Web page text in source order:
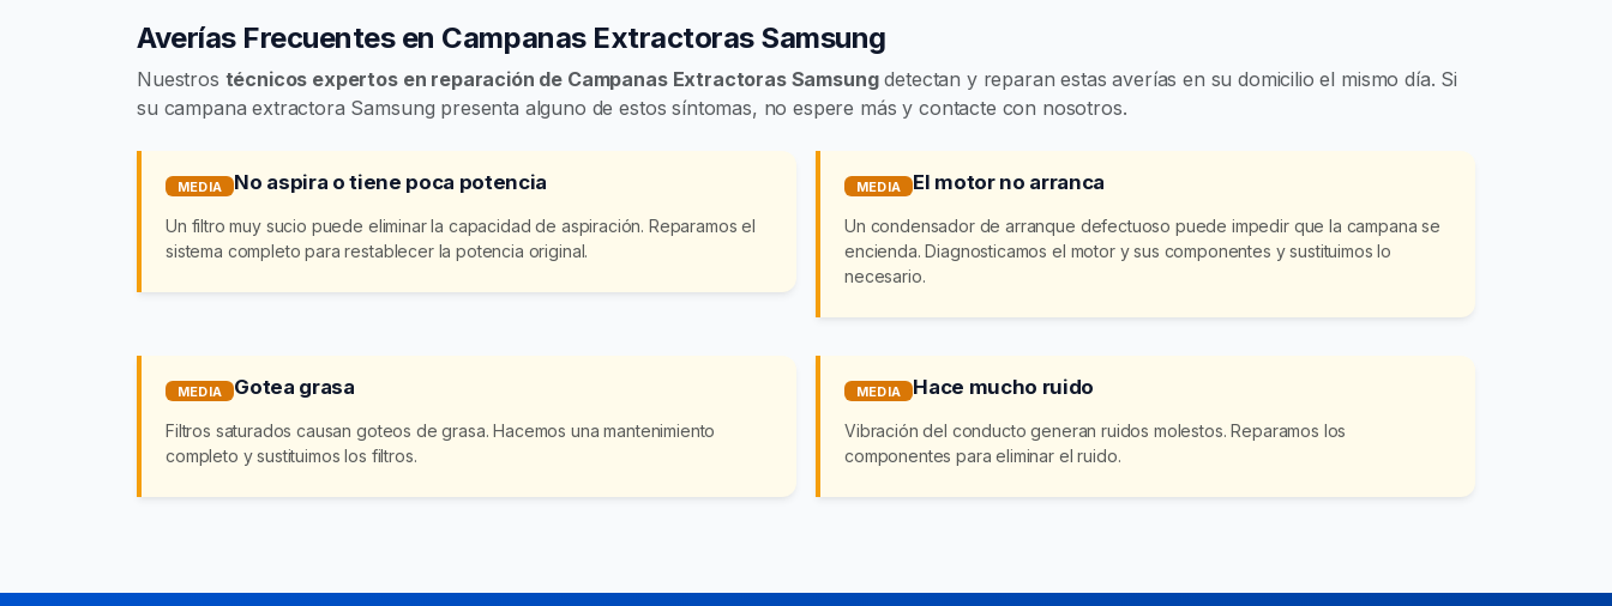
Averías Frecuentes en Campanas Extractoras Samsung
Nuestros técnicos expertos en reparación de Campanas Extractoras Samsungdetectan y reparan estas averías en su domicilio el mismo día. Si
su campana extractora Samsung presenta alguno de estos síntomas, no espere más y contacte con nosotros.
MEDIA No aspira o tiene poca potencia
Un filtro muy sucio puede eliminar la capacidad de aspiración. Reparamos el
sistema completo para restablecer la potencia original.
MEDIA El motor no arranca
Un condensador de arranque defectuoso puede impedir que la campana se
encienda. Diagnosticamos el motor y sus componentes y sustituimos lo
necesario.
MEDIA Gotea grasa
Filtros saturados causan goteos de grasa. Hacemos una mantenimiento
completo y sustituimos los filtros.
MEDIA Hace mucho ruido
Vibración del conducto generan ruidos molestos. Reparamos los
componentes para eliminar el ruido.